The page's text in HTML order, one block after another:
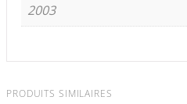
2003
PRODUITS SIMILAIRES